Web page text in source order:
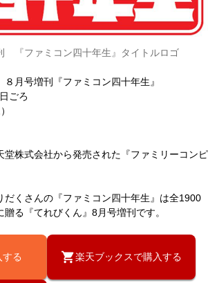
『ファミコン四十年生』タイトルロゴ
８月号増刊『ファミコン四十年生』
ごろ
株式会社から発売された『ファミリーコンピ
くさんの『ファミコン四十年生』は全1900
る『てれびくん』8月号増刊です。
る 楽天ブックスで購入する